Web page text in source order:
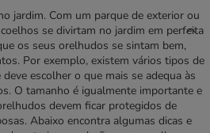
jardim. Com um parque de exterior ou
se divirtam no jardim em perfeita
os seus orelhudos se sintam bem,
Por exemplo, existem vários tipos de
escolher o que mais se adequa às
O tamanho é igualmente importante e
devem ficar protegidos de
Abaixo encontra algumas dicas e